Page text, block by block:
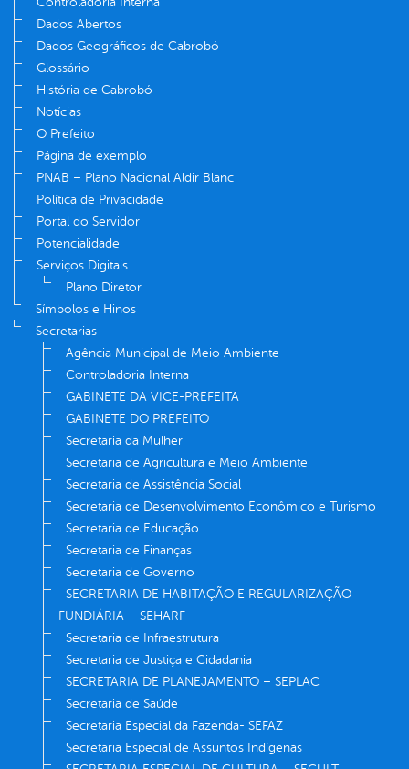
Dados Abertos
Dados Geográficos de Cabrobó
Glossário
História de Cabrobó
Notícias
O Prefeito
Página de exemplo
PNAB – Plano Nacional Aldir Blanc
Política de Privacidade
Portal do Servidor
Potencialidade
Serviços Digitais
Plano Diretor
Símbolos e Hinos
Secretarias
Agência Municipal de Meio Ambiente
Controladoria Interna
GABINETE DA VICE-PREFEITA
GABINETE DO PREFEITO
Secretaria da Mulher
Secretaria de Agricultura e Meio Ambiente
Secretaria de Assistência Social
Secretaria de Desenvolvimento Econômico e Turismo
Secretaria de Educação
Secretaria de Finanças
Secretaria de Governo
SECRETARIA DE HABITAÇÃO E REGULARIZAÇÃO
FUNDIÁRIA – SEHARF
Secretaria de Infraestrutura
Secretaria de Justiça e Cidadania
SECRETARIA DE PLANEJAMENTO – SEPLAC
Secretaria de Saúde
Secretaria Especial da Fazenda- SEFAZ
Secretaria Especial de Assuntos Indígenas